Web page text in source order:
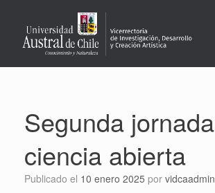
contenido
Segunda jornada
ciencia abierta
Publicado el 10 enero 2025 por vidcaadmin